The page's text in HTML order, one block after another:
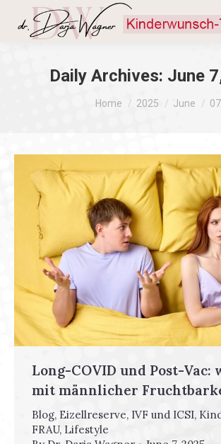
Daily Archives: June
You are here:
Home 2025 June 07
Long-COVID und Post-Vac:
mit männlicher
Blog, Eizellreserve, IVF und ICSI,
FRAU, Lifestyle